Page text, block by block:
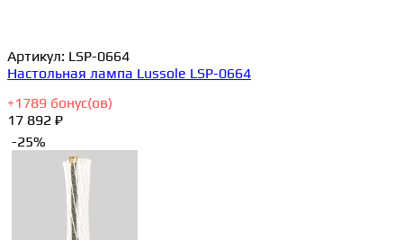
Артикул: LSP-0664
Настольная лампа Lussole LSP-0664
+1789 бонус(ов)
17 892 ₽
-25%